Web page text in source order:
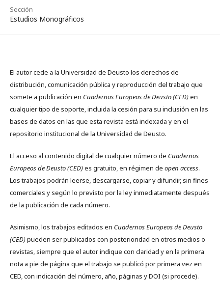
Sección
Estudios Monográficos
El autor cede a la Universidad de Deusto los derechos de
distribución, comunicación pública y reproducción del trabajo que
somete a publicación en Cuadernos Europeos de Deusto (CED)en
cualquier tipo de soporte, incluida la cesión para su inclusión en las
bases de datos en las que esta revista está indexada y en el
repositorio institucional de la Universidad de Deusto.
El acceso al contenido digital de cualquier número de Cuadernos
Europeos de Deusto (CED)es gratuito, en régimen de open access.
Los trabajos podrán leerse, descargarse, copiar y difundir, sin fines
comerciales y según lo previsto por la ley inmediatamente después
de la publicación de cada número.
Asimismo, los trabajos editados en Cuadernos Europeos de Deusto
(CED)pueden ser publicados con posterioridad en otros medios o
revistas, siempre que el autor indique con claridad y en la primera
nota a pie de página que el trabajo se publicó por primera vez en
CED, con indicación del número, año, páginas y DOI (si procede).